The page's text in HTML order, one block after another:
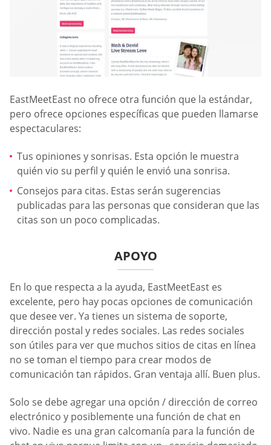
EastMeetEast no ofrece otra función que la estándar,
pero ofrece opciones específicas que pueden llamarse
espectaculares:
Tus opiniones y sonrisas. Esta opción le muestra
quién vio su perfil y quién le envió una sonrisa.
Consejos para citas. Estas serán sugerencias
publicadas para las personas que consideran que las
citas son un poco complicadas.
APOYO
En lo que respecta a la ayuda, EastMeetEast es
excelente, pero hay pocas opciones de comunicación
que desee ver. Ya tienes un sistema de soporte,
dirección postal y redes sociales. Las redes sociales
son útiles para ver que muchos sitios de citas en línea
no se toman el tiempo para crear modos de
comunicación tan rápidos. Gran ventaja allí. Buen plus.
Solo se debe agregar una opción / dirección de correo
electrónico y posiblemente una función de chat en
vivo. Nadie es una gran calcomanía para la función de